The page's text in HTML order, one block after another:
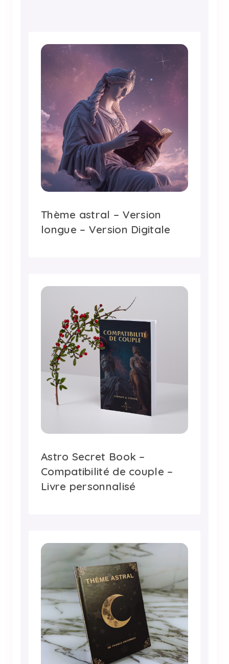
Thème astral – Version
longue – Version Digitale
Astro Secret Book –
Compatibilité de couple –
Livre personnalisé